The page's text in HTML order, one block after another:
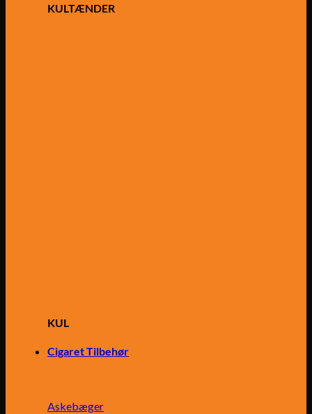
KULTÆNDER
KUL
Cigaret Tilbehør
Askebæger